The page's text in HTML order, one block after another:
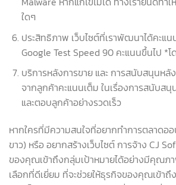
ใดๆ
ประสิทธิภาพ เว็บไซต์ที่เราพัฒนาได้คะแน
Google Test Speed 90 คะแนนขึ้นไป *โ
บริการหลังการขาย และ การสนับสนุนหลัง
จากลูกค้าคะแนนเต็ม ในเรื่องการสนับสนุ
และตอบลูกค้าอย่างรวดเร็ว
หากใครที่มีความสนใจที่อยากทำการตลาดอ
ขาว) หรือ อยากสร้างเว็บไซต์ การจ้าง CJ
ของคุณเข้าถึงกลุ่มเป้าหมายได้อย่างมีคุณภ
เลือกที่ดีเยี่ยม ที่จะช่วยให้ธุรกิจของคุณเข้าถึ